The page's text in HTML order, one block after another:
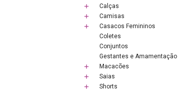
Calças
Camisas
Casacos Femininos
Coletes
Conjuntos
Gestantes e Amamentação
Macacões
Saias
Shorts